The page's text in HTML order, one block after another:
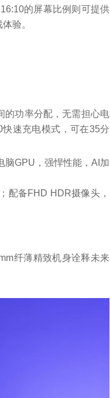
的屏幕比例则可提供
验。
的功率分配，无需担心电
速充电模式，可在35分
脑GPU，强悍性能，AI加
配备FHD HDR摄像头，
纤薄精致机身诠释未来